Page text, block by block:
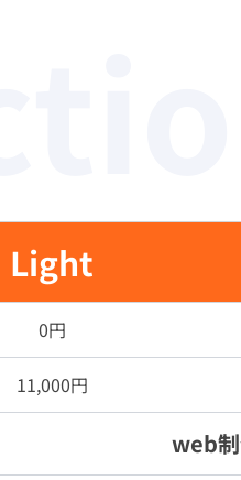
Light
0円
11,000円
web